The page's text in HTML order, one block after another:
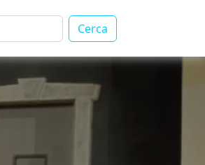
Cerca